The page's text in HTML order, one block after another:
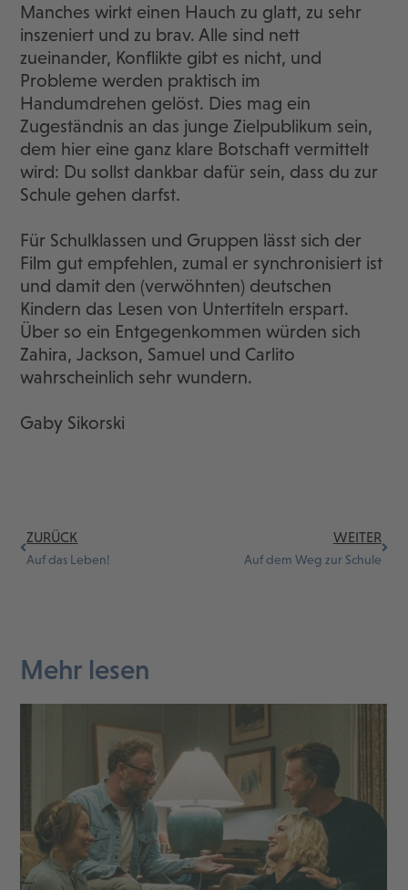
Manches wirkt einen Hauch zu glatt, zu sehr
inszeniert und zu brav. Alle sind nett
zueinander, Konflikte gibt es nicht, und
Probleme werden praktisch im
Handumdrehen gelöst. Dies mag ein
Zugeständnis an das junge Zielpublikum sein,
dem hier eine ganz klare Botschaft vermittelt
wird: Du sollst dankbar dafür sein, dass du zur
Schule gehen darfst.
Für Schulklassen und Gruppen lässt sich der
Film gut empfehlen, zumal er synchronisiert ist
und damit den (verwöhnten) deutschen
Kindern das Lesen von Untertiteln erspart.
Über so ein Entgegenkommen würden sich
Zahira, Jackson, Samuel und Carlito
wahrscheinlich sehr wundern.
Gaby Sikorski
ZURÜCK
Auf das Leben!
WEITER
Auf dem Weg zur Schule
Mehr lesen